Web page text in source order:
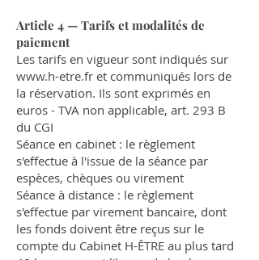
Article 4 — Tarifs et modalités de
paiement
Les tarifs en vigueur sont indiqués sur
www.h-etre.fr et communiqués lors de
la réservation. Ils sont exprimés en
euros - TVA non applicable, art. 293 B
du CGI
Séance en cabinet : le règlement
s'effectue à l'issue de la séance par
espèces, chèques ou virement
Séance à distance : le règlement
s'effectue par virement bancaire, dont
les fonds doivent être reçus sur le
compte du Cabinet H-ÊTRE au plus tard